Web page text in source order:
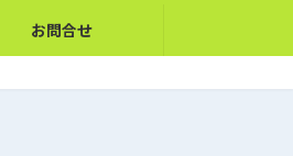
お問合せ